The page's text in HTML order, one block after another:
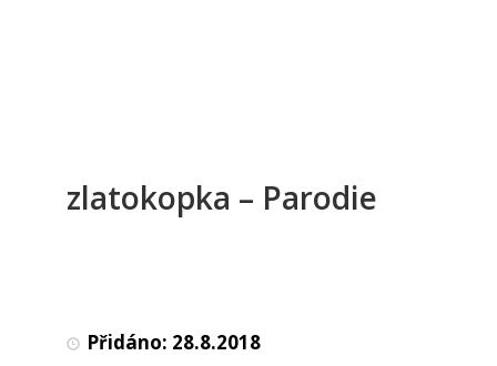
zlatokopka – Parodie
Přidáno: 28.8.2018